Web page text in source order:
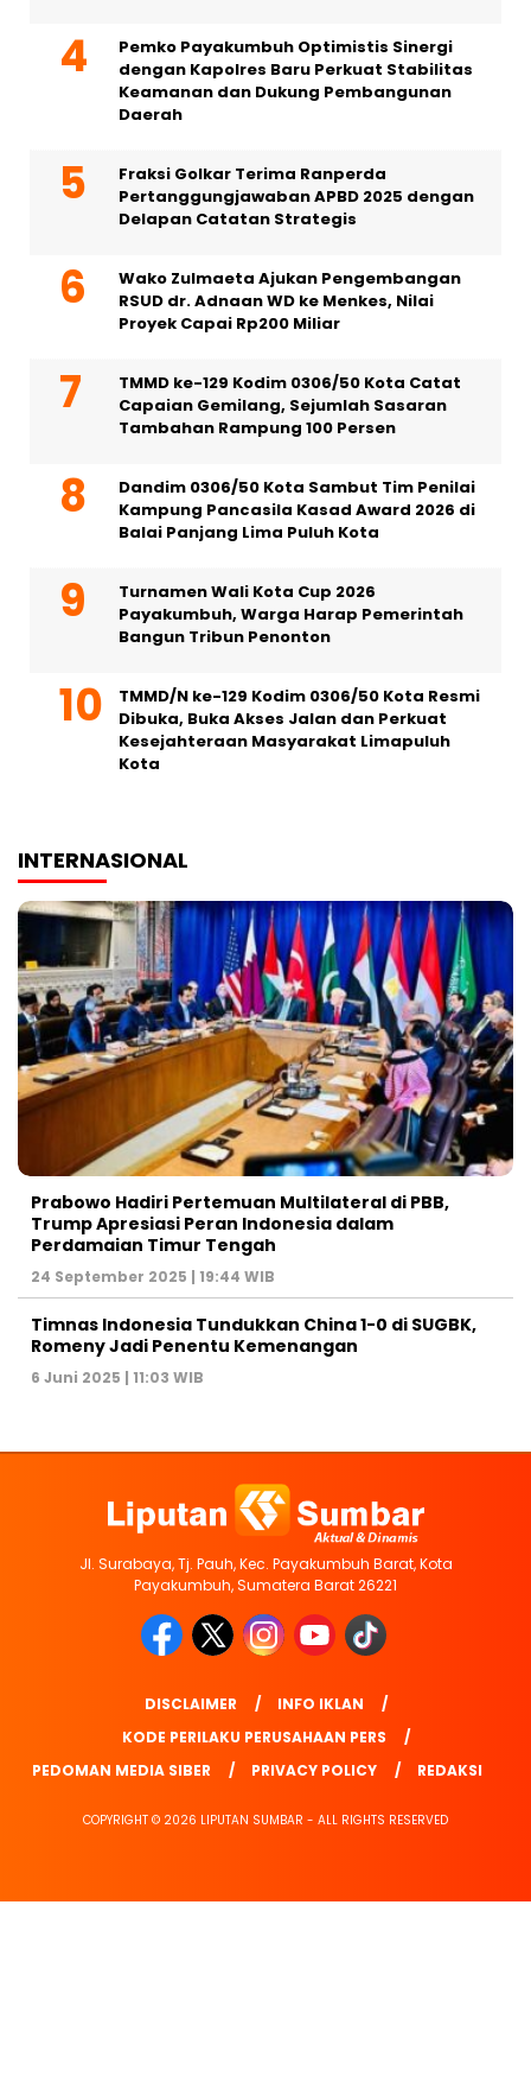
Pemko Payakumbuh Optimistis Sinergi
dengan Kapolres Baru Perkuat Stabilitas
Keamanan dan Dukung Pembangunan
Daerah
Fraksi Golkar Terima Ranperda
Pertanggungjawaban APBD 2025 dengan
Delapan Catatan Strategis
Wako Zulmaeta Ajukan Pengembangan
RSUD dr. Adnaan WD ke Menkes, Nilai
Proyek Capai Rp200 Miliar
TMMD ke-129 Kodim 0306/50 Kota Catat
Capaian Gemilang, Sejumlah Sasaran
Tambahan Rampung 100 Persen
Dandim 0306/50 Kota Sambut Tim Penilai
Kampung Pancasila Kasad Award 2026 di
Balai Panjang Lima Puluh Kota
Turnamen Wali Kota Cup 2026
Payakumbuh, Warga Harap Pemerintah
Bangun Tribun Penonton
TMMD/N ke-129 Kodim 0306/50 Kota Resmi
Dibuka, Buka Akses Jalan dan Perkuat
Kesejahteraan Masyarakat Limapuluh
Kota
INTERNASIONAL
Prabowo Hadiri Pertemuan Multilateral di PBB,
Trump Apresiasi Peran Indonesia dalam
Perdamaian Timur Tengah
24 September 2025 | 19:44 WIB
Timnas Indonesia Tundukkan China 1-0 di SUGBK,
Romeny Jadi Penentu Kemenangan
6 Juni 2025 | 11:03 WIB
Jl. Surabaya, Tj. Pauh, Kec. Payakumbuh Barat, Kota
Payakumbuh, Sumatera Barat 26221
DISCLAIMER
INFO IKLAN
KODE PERILAKU PERUSAHAAN PERS
PEDOMAN MEDIA SIBER
PRIVACY POLICY REDAKSI
COPYRIGHT © 2026 LIPUTAN SUMBAR - ALL RIGHTS RESERVED